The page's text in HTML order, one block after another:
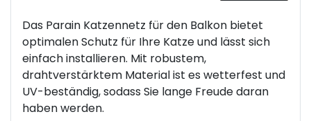
Das Parain Katzennetz für den Balkon bietet
optimalen Schutz für Ihre Katze und lässt sich
einfach installieren. Mit robustem,
drahtverstärktem Material ist es wetterfest und
UV-beständig, sodass Sie lange Freude daran
haben werden.